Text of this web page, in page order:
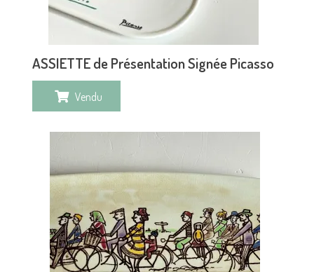
ASSIETTE de Présentation Signée Picasso
Vendu